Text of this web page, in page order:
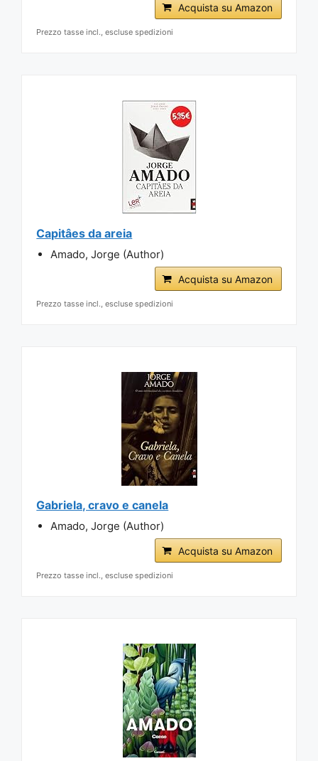
Acquista su Amazon
Prezzo tasse incl., escluse spedizioni
Capitâes da areia
Amado, Jorge (Author)
Acquista su Amazon
Prezzo tasse incl., escluse spedizioni
Gabriela, cravo e canela
Amado, Jorge (Author)
Acquista su Amazon
Prezzo tasse incl., escluse spedizioni